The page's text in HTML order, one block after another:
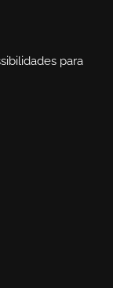
para